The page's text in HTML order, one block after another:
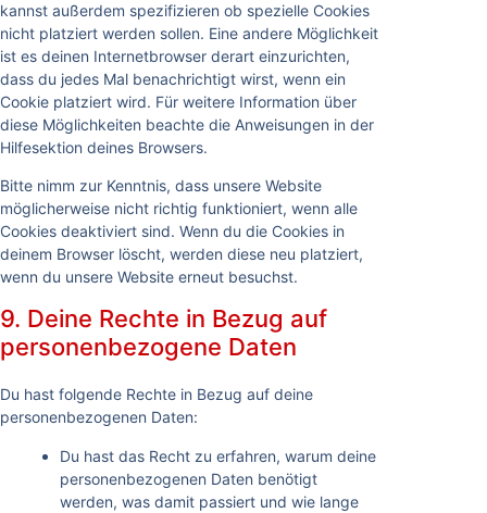
kannst außerdem spezifizieren ob spezielle Cookies
nicht platziert werden sollen. Eine andere Möglichkeit
ist es deinen Internetbrowser derart einzurichten,
dass du jedes Mal benachrichtigt wirst, wenn ein
Cookie platziert wird. Für weitere Information über
diese Möglichkeiten beachte die Anweisungen in der
Hilfesektion deines Browsers.
Bitte nimm zur Kenntnis, dass unsere Website
möglicherweise nicht richtig funktioniert, wenn alle
Cookies deaktiviert sind. Wenn du die Cookies in
deinem Browser löscht, werden diese neu platziert,
wenn du unsere Website erneut besuchst.
9. Deine Rechte in Bezug auf
personenbezogene Daten
Du hast folgende Rechte in Bezug auf deine
personenbezogenen Daten:
Du hast das Recht zu erfahren, warum deine
personenbezogenen Daten benötigt
werden, was damit passiert und wie lange